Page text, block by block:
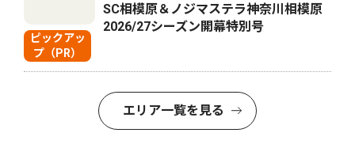
ピックアッ
プ（PR）
SC相模原＆ノジマステラ神奈川相模原
2026/27シーズン開幕特別号
エリア一覧を見る